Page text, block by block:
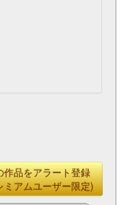
作品をアラート登録
ミアムユーザー限定)